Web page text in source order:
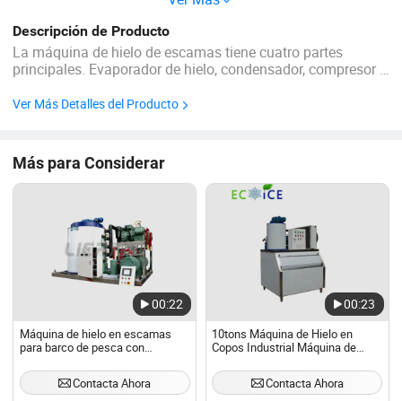
Descripción de Producto
La máquina de hielo de escamas tiene cuatro partes
principales. Evaporador de hielo, condensador, compresor y
de Iceups utilizan piezas de refrigeración y compresores de
Ver Más Detalles del Producto
Más para Considerar
00:22
Máquina de hielo en escamas
para barco de pesca con
Contacta Ahora
00:23
10tons Máquina de Hielo en
Copos Industrial Máquina de
Contacta Ahora